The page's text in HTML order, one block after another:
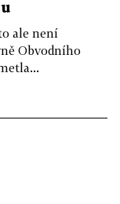
ale není
Obvodního